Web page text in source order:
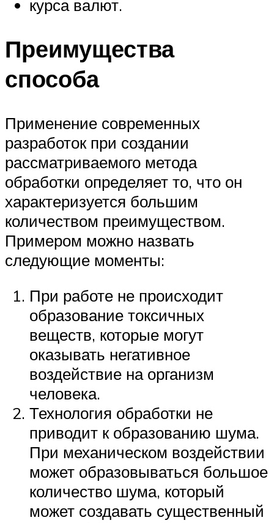
курса валют.
Преимущества
способа
Применение современных
разработок при создании
рассматриваемого метода
обработки определяет то, что он
характеризуется большим
количеством преимуществом.
Примером можно назвать
следующие моменты:
При работе не происходит
образование токсичных
веществ, которые могут
оказывать негативное
воздействие на организм
человека.
Технология обработки не
приводит к образованию шума.
При механическом воздействии
может образовываться большое
количество шума, который
может создавать существенный